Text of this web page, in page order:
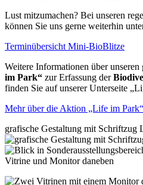
Lust mitzumachen? Bei unseren
können Sie uns gerne weiterhin
Terminübersicht Mini-BioBlitze
Weitere Informationen über unseren
im Park“ zur Erfassung der
finden Sie auf unserer Unterseite
Mehr über die Aktion „Life im Park“
grafische Gestaltung mit Schriftzug